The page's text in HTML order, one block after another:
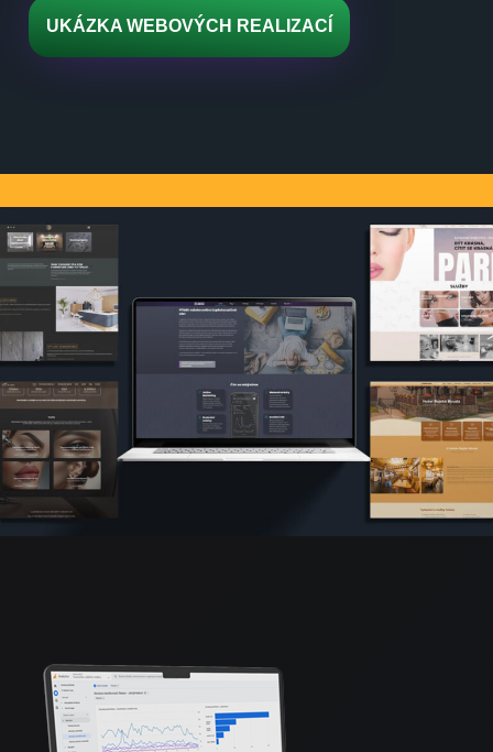
UKÁZKA WEBOVÝCH REALIZACÍ